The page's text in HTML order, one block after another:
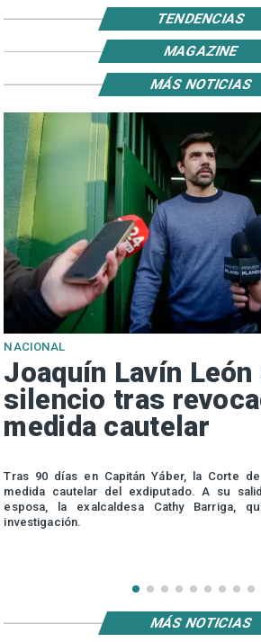
TENDENCIAS
MAGAZINE
NACIONAL
Joaquín Lavín León
silencio tras
medida cautelar
Tras 90 días en Capitán Yáber, la Corte
medida cautelar del exdiputado. A su
esposa, la exalcaldesa Cathy Barriga,
investigación.
MÁS NOTICIAS
MÁS NOTICIAS